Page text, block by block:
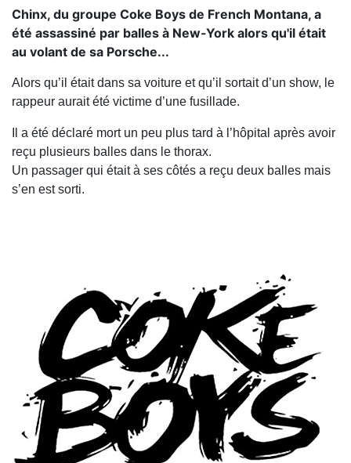
Chinx, du groupe Coke Boys de French Montana, a
été assassiné par balles à New-York alors qu'il était
au volant de sa Porsche...
Alors qu’il était dans sa voiture et qu’il sortait d’un show, le
rappeur aurait été victime d’une fusillade.
Il a été déclaré mort un peu plus tard à l’hôpital après avoir
reçu plusieurs balles dans le thorax.
Un passager qui était à ses côtés a reçu deux balles mais
s’en est sorti.